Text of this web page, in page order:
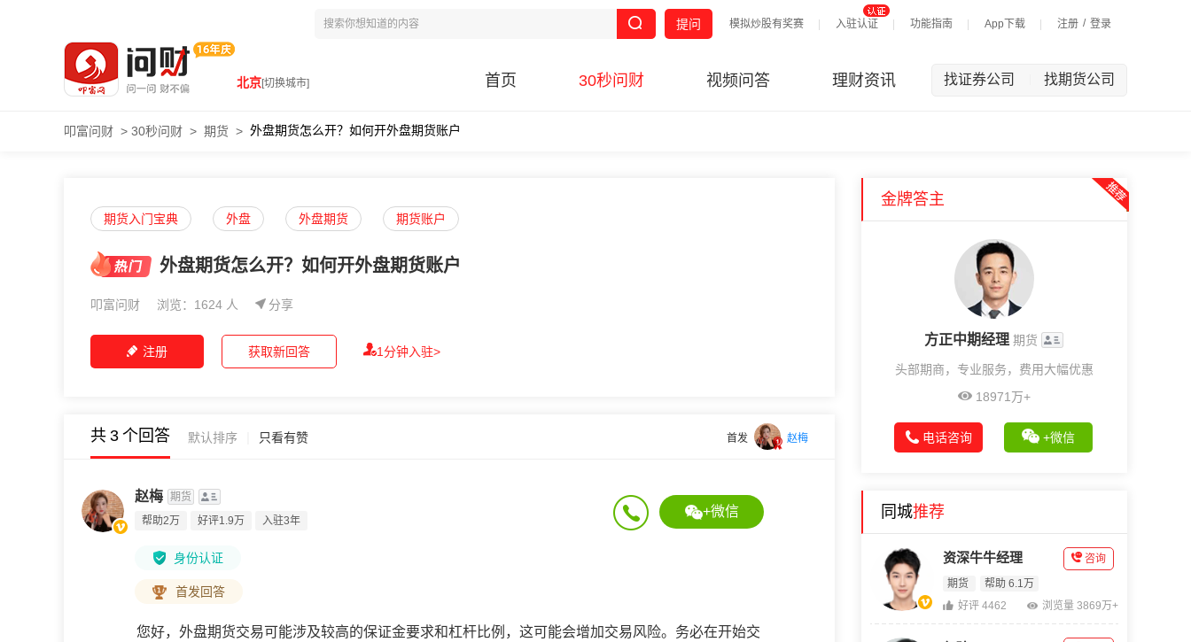
模拟炒股有奖赛 入驻认证 功能指南 App下载 注册 / 登录
提问
北京[切换城市] 首页 30秒问财 视频问答 理财资讯 找证券公司 找期货公司
叩富问财 > 30秒问财 > 期货 > 外盘期货怎么开？如何开外盘期货账户
期货入门宝典 外盘 外盘期货 期货账户
外盘期货怎么开？如何开外盘期货账户
叩富问财 浏览：1624 人 分享
注册 1分钟入驻>
获取新回答
共 3 个回答 默认排序 只看有赞 首发 赵梅
+微信
赵梅 期货
帮助2万
好评1.9万 入驻3年
身份认证
首发回答
您好，外盘期货交易可能涉及较高的保证金要求和杠杆比例，这可能会增加交易风险。务必在开始交
金牌答主
方正中期经理 期货
头部期商，专业服务，费用大幅优惠
18971万+
电话咨询 +微信
同城推荐
资深牛牛经理
期货 帮助 6.1万
咨询
好评 4462 浏览量 3869万+